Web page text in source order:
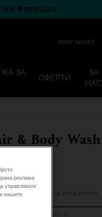
🎁 КУПИ СЕГА
МОЯТ АКАУНТ
ЗА
ОФЕРТИ
ЗА
НАС
& Body Wash
без сълзи за коса и тяло.
реклама
управлявате
нашите